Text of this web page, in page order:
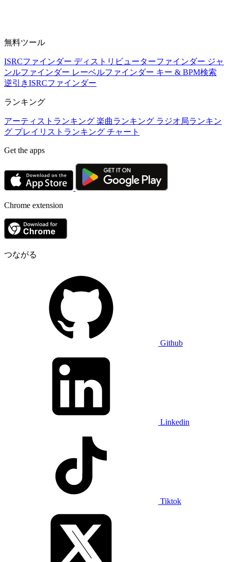
無料ツール
ISRCファインダー ディストリビューターファインダー ジャ
ンルファインダー レーベルファインダー キー & BPM検索
逆引きISRCファインダー
ランキング
アーティストランキング 楽曲ランキング ラジオ局ランキン
グ プレイリストランキング チャート
Get the apps
Chrome extension
つながる
Github
Linkedin
Tiktok